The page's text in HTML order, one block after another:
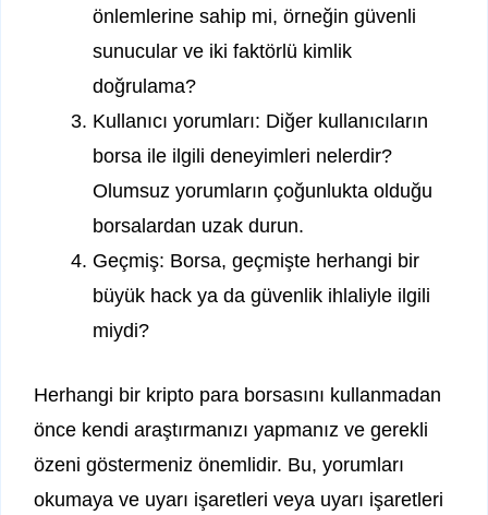
önlemlerine sahip mi, örneğin güvenli
sunucular ve iki faktörlü kimlik
doğrulama?
Kullanıcı yorumları: Diğer kullanıcıların
borsa ile ilgili deneyimleri nelerdir?
Olumsuz yorumların çoğunlukta olduğu
borsalardan uzak durun.
Geçmiş: Borsa, geçmişte herhangi bir
büyük hack ya da güvenlik ihlaliyle ilgili
miydi?
Herhangi bir kripto para borsasını kullanmadan
önce kendi araştırmanızı yapmanız ve gerekli
özeni göstermeniz önemlidir. Bu, yorumları
okumaya ve uyarı işaretleri veya uyarı işaretleri